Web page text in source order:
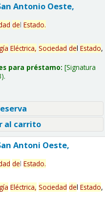
Antonio Oeste,
del Estado.
Eléctrica, Sociedad del Estado,
para préstamo: Signatura
al carrito
Antoni Oeste,
del Estado.
Eléctrica, Sociedad del Estado,